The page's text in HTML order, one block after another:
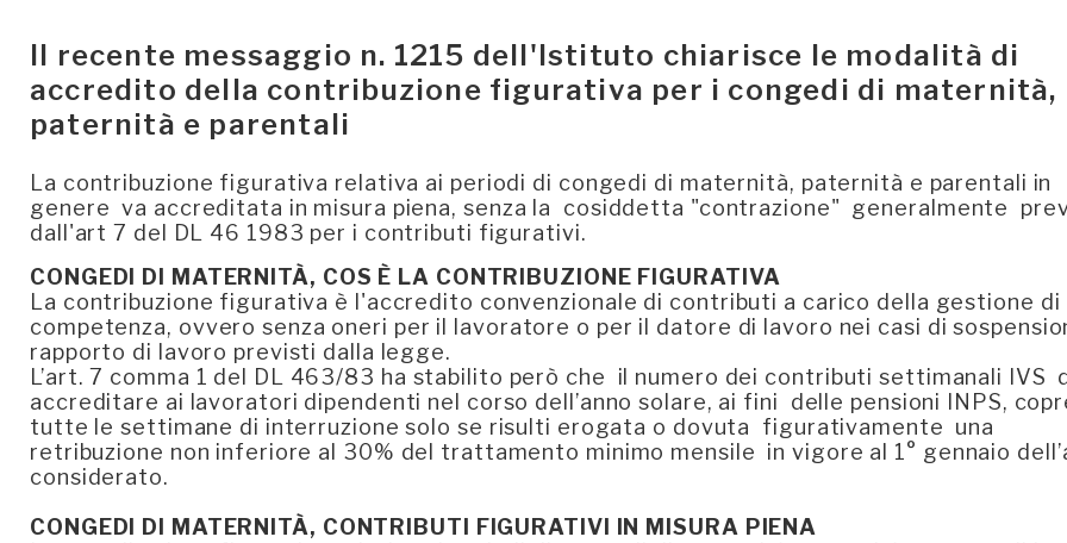
Il recente messaggio n. 1215 dell'Istituto chiarisce le modalità di
accredito della contribuzione figurativa per i congedi di maternità,
paternità e parentali
La contribuzione figurativa relativa ai periodi di congedi di maternità, paternità e parentali in
genere va accreditata in misura piena, senza la cosiddetta "contrazione" generalmente
dall'art 7 del DL 46 1983 per i contributi figurativi.
CONGEDI DI MATERNITÀ, COS È LA CONTRIBUZIONE FIGURATIVA
La contribuzione figurativa è l'accredito convenzionale di contributi a carico della gestione di
competenza, ovvero senza oneri per il lavoratore o per il datore di lavoro nei casi di
rapporto di lavoro previsti dalla legge.
L’art. 7 comma 1 del DL 463/83 ha stabilito però che il numero dei contributi settimanali IVS
accreditare ai lavoratori dipendenti nel corso dell’anno solare, ai fini delle pensioni INPS,
tutte le settimane di interruzione solo se risulti erogata o dovuta figurativamente una
retribuzione non inferiore al 30% del trattamento minimo mensile in vigore al 1° gennaio
considerato.
CONGEDI DI MATERNITÀ, CONTRIBUTI FIGURATIVI IN MISURA PIENA